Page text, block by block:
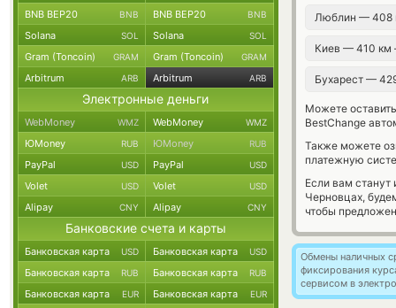
Люблин —
Киев — 410
Бухарест —
Можете
BestChange
Также можете
платежную
Если вам
Черновцах,
чтобы
Обмены наличных
фиксирования
сервисом в
BNB BEP20 BNB BNB BEP20 BNB
Solana SOL Solana SOL
Gram (Toncoin) GRAM Gram (Toncoin) GRAM
Arbitrum ARB Arbitrum ARB
Электронные деньги
WebMoney WMZ WebMoney WMZ
ЮMoney RUB ЮMoney RUB
PayPal USD PayPal USD
Volet USD Volet USD
Alipay CNY Alipay CNY
Банковские счета и карты
Банковская карта USD Банковская карта USD
Банковская карта RUB Банковская карта RUB
Банковская карта EUR Банковская карта EUR